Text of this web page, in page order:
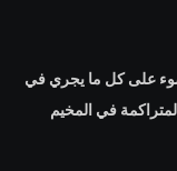
على كل ما يجري في
في المخيم